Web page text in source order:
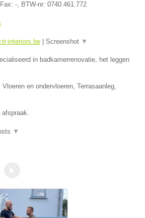
-, BTW-nr: 0740.461.772
interiors.be Screenshot ▼
in badkamerrenovatie, het leggen
en ondervloeren, Terrasaanleg,
afspraak.
▼